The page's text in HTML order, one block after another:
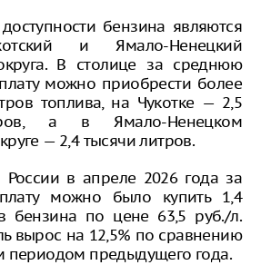
бензина являются
и Ямало-Ненецкий
В столице за среднюю
можно приобрести более
топлива, на Чукотке — 2,5
а в Ямало-Ненецком
— 2,4 тысячи литров.
в апреле 2026 года за
можно было купить 1,4
бензина по цене 63,5 руб./л.
вырос на 12,5% по сравнению
периодом предыдущего года.